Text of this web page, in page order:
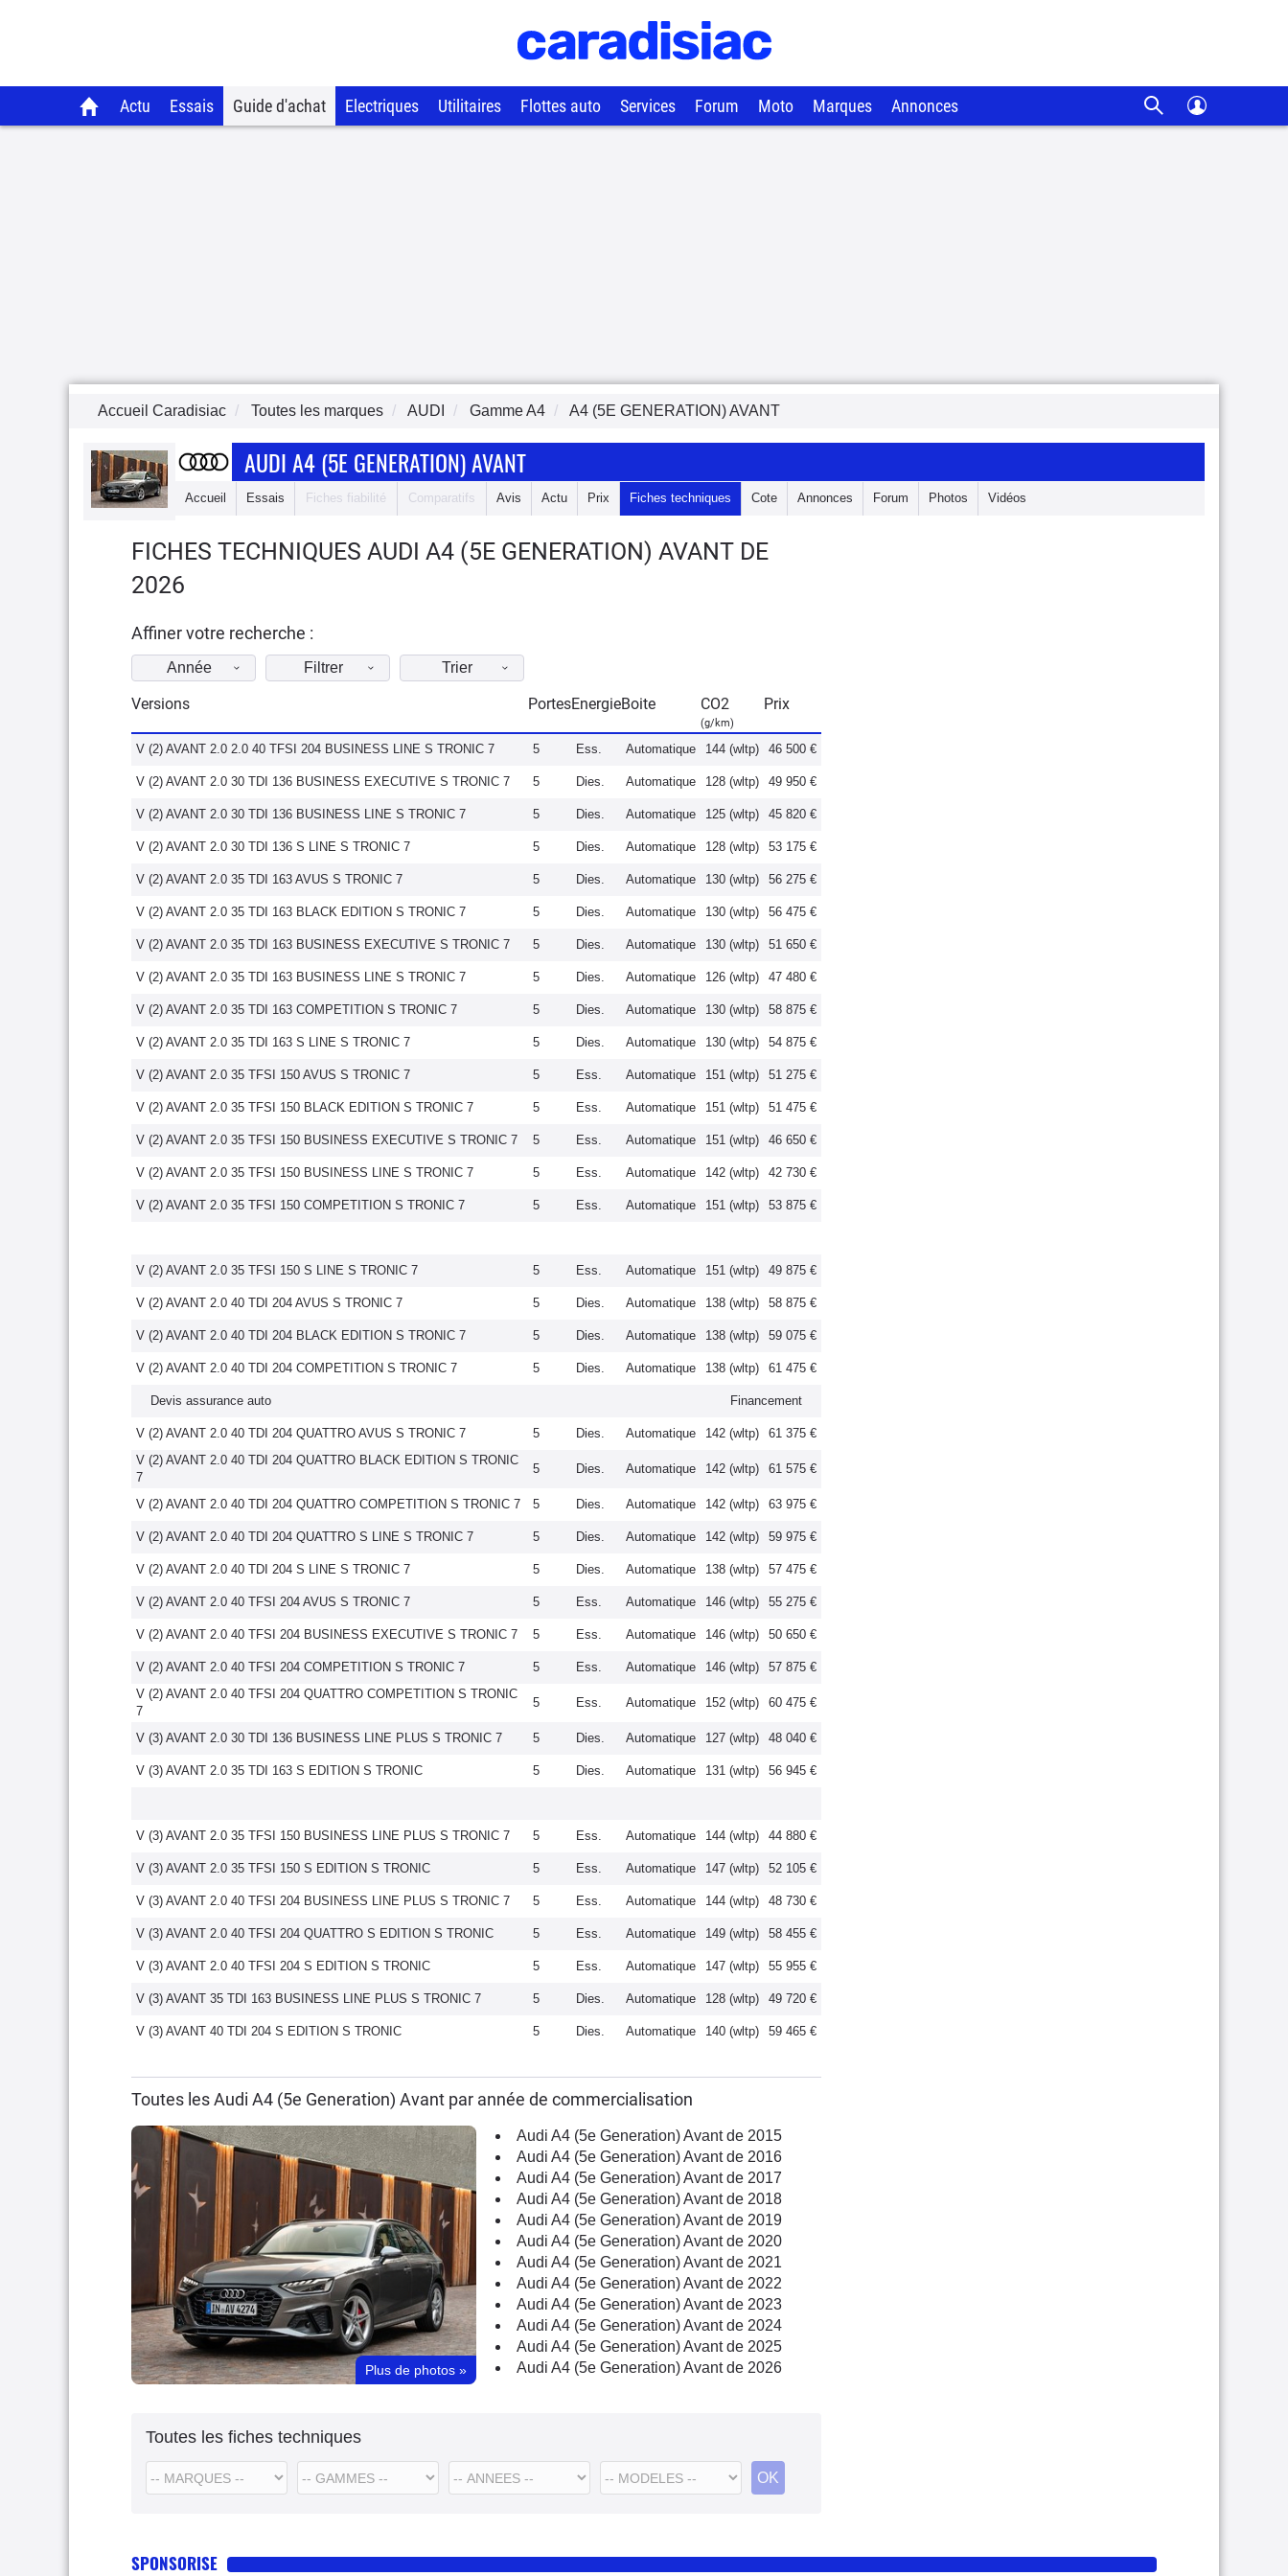
Actu Essais Guide d'achat Electriques Utilitaires Flottes auto Services Forum Moto Marques Annonces
Accueil Caradisiac Toutes les marques AUDI GammeA4 A4 (5E GENERATION) AVANT
AUDI A4 (5E GENERATION) AVANT
Accueil Essais Fiches fiabilité Comparatifs Avis Actu Prix Fiches techniques Cote Annonces Forum Photos Vidéos
FICHES TECHNIQUES AUDI A4 (5E GENERATION) AVANT DE
2026
Affiner votre recherche :
Année Filtrer Trier
Versions PortesEnergieBoite CO2
(g/km)
Prix
V (2) AVANT 2.0 2.0 40 TFSI 204 BUSINESS LINE S TRONIC 7 5 Ess. Automatique 144 (wltp) 46 500 €
V (2) AVANT 2.0 30 TDI 136 BUSINESS EXECUTIVE S TRONIC 7 5 Dies. Automatique 128 (wltp) 49 950 €
V (2) AVANT 2.0 30 TDI 136 BUSINESS LINE S TRONIC 7 5 Dies. Automatique 125 (wltp) 45 820 €
V (2) AVANT 2.0 30 TDI 136 S LINE S TRONIC 7 5 Dies. Automatique 128 (wltp) 53 175 €
V (2) AVANT 2.0 35 TDI 163 AVUS S TRONIC 7 5 Dies. Automatique 130 (wltp) 56 275 €
V (2) AVANT 2.0 35 TDI 163 BLACK EDITION S TRONIC 7 5 Dies. Automatique 130 (wltp) 56 475 €
V (2) AVANT 2.0 35 TDI 163 BUSINESS EXECUTIVE S TRONIC 7 5 Dies. Automatique 130 (wltp) 51 650 €
V (2) AVANT 2.0 35 TDI 163 BUSINESS LINE S TRONIC 7 5 Dies. Automatique 126 (wltp) 47 480 €
V (2) AVANT 2.0 35 TDI 163 COMPETITION S TRONIC 7 5 Dies. Automatique 130 (wltp) 58 875 €
V (2) AVANT 2.0 35 TDI 163 S LINE S TRONIC 7 5 Dies. Automatique 130 (wltp) 54 875 €
V (2) AVANT 2.0 35 TFSI 150 AVUS S TRONIC 7 5 Ess. Automatique 151 (wltp) 51 275 €
V (2) AVANT 2.0 35 TFSI 150 BLACK EDITION S TRONIC 7 5 Ess. Automatique 151 (wltp) 51 475 €
V (2) AVANT 2.0 35 TFSI 150 BUSINESS EXECUTIVE S TRONIC 7 5 Ess. Automatique 151 (wltp) 46 650 €
V (2) AVANT 2.0 35 TFSI 150 BUSINESS LINE S TRONIC 7 5 Ess. Automatique 142 (wltp) 42 730 €
V (2) AVANT 2.0 35 TFSI 150 COMPETITION S TRONIC 7 5 Ess. Automatique 151 (wltp) 53 875 €
V (2) AVANT 2.0 35 TFSI 150 S LINE S TRONIC 7 5 Ess. Automatique 151 (wltp) 49 875 €
V (2) AVANT 2.0 40 TDI 204 AVUS S TRONIC 7 5 Dies. Automatique 138 (wltp) 58 875 €
V (2) AVANT 2.0 40 TDI 204 BLACK EDITION S TRONIC 7 5 Dies. Automatique 138 (wltp) 59 075 €
V (2) AVANT 2.0 40 TDI 204 COMPETITION S TRONIC 7 5 Dies. Automatique 138 (wltp) 61 475 €
Devis assurance auto Financement
V (2) AVANT 2.0 40 TDI 204 QUATTRO AVUS S TRONIC 7 5 Dies. Automatique 142 (wltp)
61 375 €
V (2) AVANT 2.0 40 TDI 204 QUATTRO BLACK EDITION S TRONIC
7
5 Dies. Automatique 142 (wltp) 61 575 €
V (2) AVANT 2.0 40 TDI 204 QUATTRO COMPETITION S TRONIC 7 5 Dies. Automatique 142 (wltp) 63 975 €
V (2) AVANT 2.0 40 TDI 204 QUATTRO S LINE S TRONIC 7 5 Dies. Automatique 142 (wltp) 59 975 €
V (2) AVANT 2.0 40 TDI 204 S LINE S TRONIC 7 5 Dies. Automatique 138 (wltp) 57 475 €
V (2) AVANT 2.0 40 TFSI 204 AVUS S TRONIC 7 5 Ess. Automatique 146 (wltp) 55 275 €
V (2) AVANT 2.0 40 TFSI 204 BUSINESS EXECUTIVE S TRONIC 7 5 Ess. Automatique 146 (wltp) 50 650 €
V (2) AVANT 2.0 40 TFSI 204 COMPETITION S TRONIC 7 5 Ess. Automatique 146 (wltp)
57 875 €
V (2) AVANT 2.0 40 TFSI 204 QUATTRO COMPETITION S TRONIC
7
5 Ess. Automatique 152 (wltp) 60 475 €
V (3) AVANT 2.0 30 TDI 136 BUSINESS LINE PLUS S TRONIC 7 5 Dies. Automatique 127 (wltp) 48 040 €
V (3) AVANT 2.0 35 TDI 163 S EDITION S TRONIC 5 Dies. Automatique 131 (wltp) 56 945 €
V (3) AVANT 2.0 35 TFSI 150 BUSINESS LINE PLUS S TRONIC 7 5 Ess. Automatique 144 (wltp) 44 880 €
V (3) AVANT 2.0 35 TFSI 150 S EDITION S TRONIC 5 Ess. Automatique 147 (wltp) 52 105 €
V (3) AVANT 2.0 40 TFSI 204 BUSINESS LINE PLUS S TRONIC 7 5 Ess. Automatique 144 (wltp) 48 730 €
V (3) AVANT 2.0 40 TFSI 204 QUATTRO S EDITION S TRONIC 5 Ess. Automatique 149 (wltp) 58 455 €
V (3) AVANT 2.0 40 TFSI 204 S EDITION S TRONIC 5 Ess. Automatique 147 (wltp) 55 955 €
V (3) AVANT 35 TDI 163 BUSINESS LINE PLUS S TRONIC 7 5 Dies. Automatique 128 (wltp) 49 720 €
V (3) AVANT 40 TDI 204 S EDITION S TRONIC 5 Dies. Automatique 140 (wltp) 59 465 €
Toutes les Audi A4 (5e Generation) Avant par année de commercialisation
Plus de photos »
Audi A4 (5e Generation) Avant de 2015
Audi A4 (5e Generation) Avant de 2016
Audi A4 (5e Generation) Avant de 2017
Audi A4 (5e Generation) Avant de 2018
Audi A4 (5e Generation) Avant de 2019
Audi A4 (5e Generation) Avant de 2020
Audi A4 (5e Generation) Avant de 2021
Audi A4 (5e Generation) Avant de 2022
Audi A4 (5e Generation) Avant de 2023
Audi A4 (5e Generation) Avant de 2024
Audi A4 (5e Generation) Avant de 2025
Audi A4 (5e Generation) Avant de 2026
Toutes les fiches techniques
SPONSORISE